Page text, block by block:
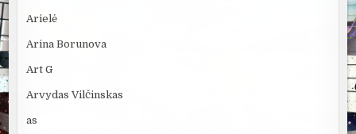
Arielė
Arina Borunova
Art G
Arvydas Vilčinskas
as